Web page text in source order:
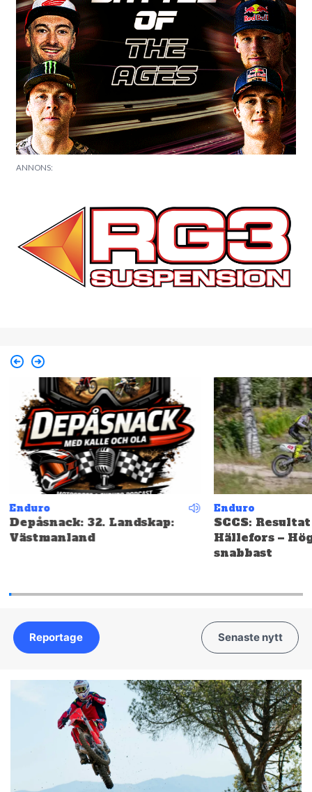
ANNONS:
Enduro
Depåsnack: 32. Landskap:
Västmanland
Enduro
SCCS:
Hällefors –
snabbast
Reportage Senaste nytt